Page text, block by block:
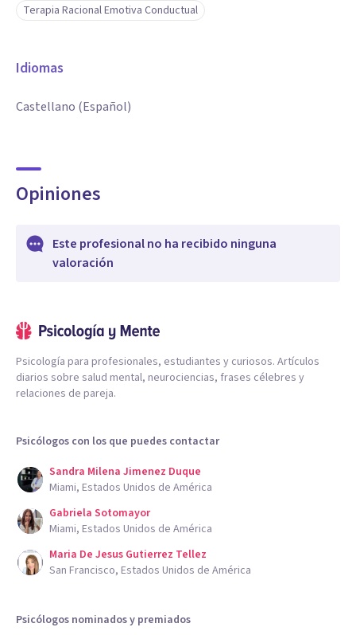
Terapia Racional Emotiva Conductual
Idiomas
Castellano (Español)
Opiniones
Este profesional no ha recibido ninguna
valoración
Psicología para profesionales, estudiantes y curiosos. Artículos
diarios sobre salud mental, neurociencias, frases célebres y
relaciones de pareja.
Psicólogos con los que puedes contactar
Sandra Milena Jimenez Duque
Miami, Estados Unidos de América
Gabriela Sotomayor
Miami, Estados Unidos de América
Maria De Jesus Gutierrez Tellez
San Francisco, Estados Unidos de América
Psicólogos nominados y premiados